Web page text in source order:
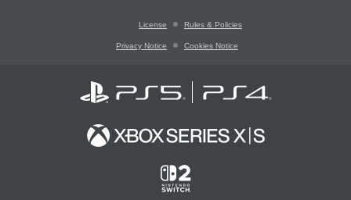
License Rules & Policies
Privacy Notice Cookies Notice